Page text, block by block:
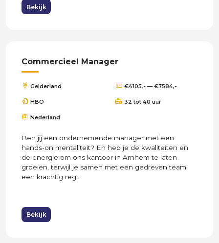
Bekijk
Commercieel Manager
Gelderland €4105,- — €7584,-
HBO 32 tot 40 uur
Nederland
Ben jij een ondernemende manager met een
hands-on mentaliteit? En heb je de kwaliteiten en
de energie om ons kantoor in Arnhem te laten
groeien, terwijl je samen met een gedreven team
een krachtig reg...
Bekijk